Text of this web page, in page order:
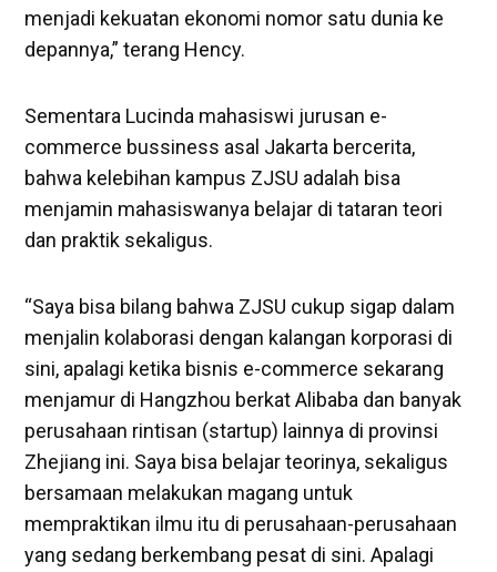
menjadi kekuatan ekonomi nomor satu dunia ke
depannya,” terang Hency.
Sementara Lucinda mahasiswi jurusan e-
commerce bussiness asal Jakarta bercerita,
bahwa kelebihan kampus ZJSU adalah bisa
menjamin mahasiswanya belajar di tataran teori
dan praktik sekaligus.
“Saya bisa bilang bahwa ZJSU cukup sigap dalam
menjalin kolaborasi dengan kalangan korporasi di
sini, apalagi ketika bisnis e-commerce sekarang
menjamur di Hangzhou berkat Alibaba dan banyak
perusahaan rintisan (startup) lainnya di provinsi
Zhejiang ini. Saya bisa belajar teorinya, sekaligus
bersamaan melakukan magang untuk
mempraktikan ilmu itu di perusahaan-perusahaan
yang sedang berkembang pesat di sini. Apalagi